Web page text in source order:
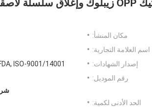
مكان المنشأ:
اسم العلامة التجارية:
إصدار الشهادات:
ISO-9001/14001
رقم الموديل:
الحد الأدنى لكمية: